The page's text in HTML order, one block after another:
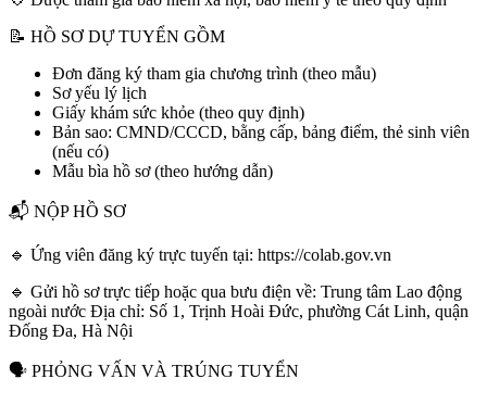
📝 HỒ SƠ DỰ TUYỂN GỒM
Đơn đăng ký tham gia chương trình (theo mẫu)
Sơ yếu lý lịch
Giấy khám sức khỏe (theo quy định)
Bản sao: CMND/CCCD, bằng cấp, bảng điểm, thẻ sinh viên
(nếu có)
Mẫu bìa hồ sơ (theo hướng dẫn)
📬 NỘP HỒ SƠ
🔹 Ứng viên đăng ký trực tuyến tại: https://colab.gov.vn
🔹 Gửi hồ sơ trực tiếp hoặc qua bưu điện về: Trung tâm Lao động
ngoài nước Địa chỉ: Số 1, Trịnh Hoài Đức, phường Cát Linh, quận
Đống Đa, Hà Nội
🗣️ PHỎNG VẤN VÀ TRÚNG TUYỂN